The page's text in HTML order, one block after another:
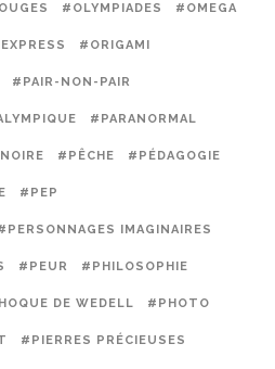
#OLYMPIADES #OMEGA
#ORIGAMI
#PAIR-NON-PAIR
#PARANORMAL
#PÊCHE #PÉDAGOGIE
#PEP
IMAGINAIRES
#PEUR #PHILOSOPHIE
DE WEDELL #PHOTO
#PIERRES PRÉCIEUSES